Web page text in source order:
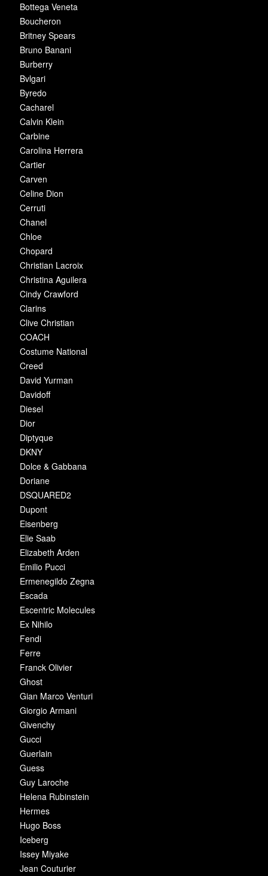
Bottega Veneta
Boucheron
Britney Spears
Bruno Banani
Burberry
Bvlgari
Byredo
Cacharel
Calvin Klein
Carbine
Carolina Herrera
Cartier
Carven
Celine Dion
Cerruti
Chanel
Chloe
Chopard
Christian Lacroix
Christina Aguilera
Cindy Crawford
Clarins
Clive Christian
COACH
Costume National
Creed
David Yurman
Davidoff
Diesel
Dior
Diptyque
DKNY
Dolce & Gabbana
Doriane
DSQUARED2
Dupont
Eisenberg
Elie Saab
Elizabeth Arden
Emilio Pucci
Ermenegildo Zegna
Escada
Escentric Molecules
Ex Nihilo
Fendi
Ferre
Franck Olivier
Ghost
Gian Marco Venturi
Giorgio Armani
Givenchy
Gucci
Guerlain
Guess
Guy Laroche
Helena Rubinstein
Hermes
Hugo Boss
Iceberg
Issey Miyake
Jean Couturier